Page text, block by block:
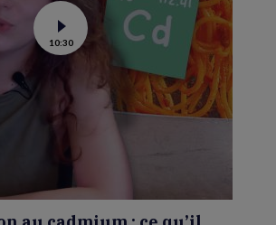
Voir
la
vidéo
Contamination
au
cadmium :
ce
savoir
10:30